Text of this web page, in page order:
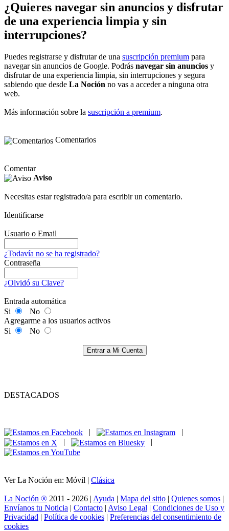
¿Quieres navegar sin anuncios y disfrutar
de una experiencia limpia y sin
interrupciones?
Puedes registrarse y disfrutar de una suscripción premium para
navegar sin anuncios de Google. Podrás navegar sin anuncios y
disfrutar de una experiencia limpia, sin interrupciones y segura
sabiendo que desde La Noción no vas a acceder a ninguna otra
web.
Más información sobre la suscripción a premium.
Comentarios
Comentar
Aviso
Necesitas estar registrado/a para escribir un comentario.
Identificarse
Usuario o Email
¿Todavía no se ha registrado?
Contraseña
¿Olvidó su Clave?
Entrada automática
Si
No
Agregarme a los usuarios activos
Si
No
Entrar a Mi Cuenta
DESTACADOS
|
|
|
|
Ver La Noción en: Móvil | Clásica
La Noción ® 2011 - 2026 | Ayuda | Mapa del sitio | Quienes somos |
Envíanos tu Noticia | Contacto | Aviso Legal | Condiciones de Uso y
Privacidad | Política de cookies | Preferencias del consentimiento de
cookies